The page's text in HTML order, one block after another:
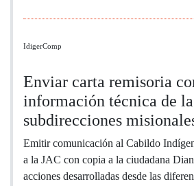
IdigerComp
Enviar carta remisoria
información técnica de
subdirecciones
Emitir comunicación al Cabildo
a la JAC con copia a la ciudadana
acciones desarrolladas desde las